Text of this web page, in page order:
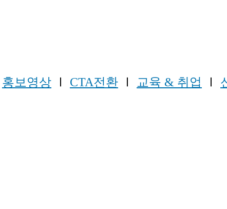
홍보영상 Ⅰ CTA전환 Ⅰ 교육 & 취업 Ⅰ